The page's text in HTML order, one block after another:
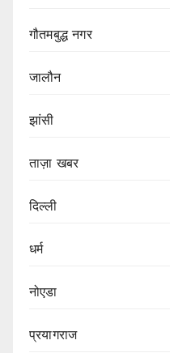
गौतमबुद्ध नगर
जालौन
झांसी
ताज़ा खबर
दिल्ली
धर्म
नोएडा
प्रयागराज